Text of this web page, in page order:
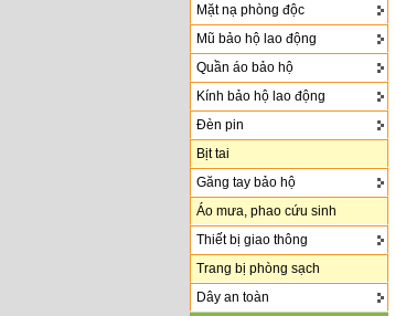
Mặt nạ phòng độc
Mũ bảo hộ lao động
Quần áo bảo hộ
Kính bảo hộ lao động
Đèn pin
Bịt tai
Găng tay bảo hộ
Áo mưa, phao cứu sinh
Thiết bị giao thông
Trang bị phòng sạch
Dây an toàn